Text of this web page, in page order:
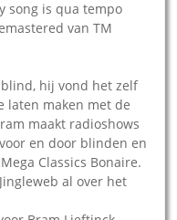
song is qua tempo
van TM
hij vond het zelf
laten maken met de
maakt radioshows
en door blinden en
Classics Bonaire.
al over het